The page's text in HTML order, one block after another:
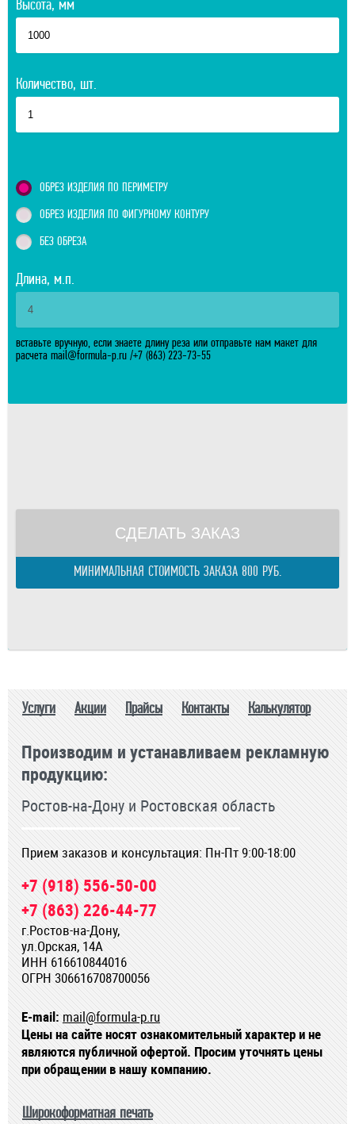
Высота, мм
Количество, шт.
ОБРЕЗ ИЗДЕЛИЯ ПО ПЕРИМЕТРУ
ОБРЕЗ ИЗДЕЛИЯ ПО ФИГУРНОМУ КОНТУРУ
БЕЗ ОБРЕЗА
Длина, м.п.
вставьте вручную, если знаете длину реза или отправьте нам макет для
расчета mail@formula-p.ru /+7 (863) 223-73-55
СДЕЛАТЬ ЗАКАЗ
МИНИМАЛЬНАЯ СТОИМОСТЬ ЗАКАЗА 800 РУБ.
Услуги Акции Прайсы Контакты Калькулятор
Производим и устанавливаем рекламную
продукцию:
Ростов-на-Дону и Ростовская область
Прием заказов и консультация: Пн-Пт 9:00-18:00
+7 (918) 556-50-00
+7 (863) 226-44-77
г.Ростов-на-Дону,
ул.Орская, 14А
ИНН 616610844016
ОГРН 306616708700056
E-mail: mail@formula-p.ru
Цены на сайте носят ознакомительный характер и не
являются публичной офертой. Просим уточнять цены
при обращении в нашу компанию.
Широкоформатная печать